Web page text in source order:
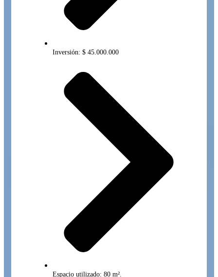
Inversión: $ 45.000.000
Espacio utilizado: 80 m².